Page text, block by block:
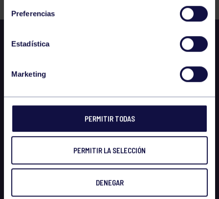
Preferencias
Estadística
Marketing
PERMITIR TODAS
PERMITIR LA SELECCIÓN
DENEGAR